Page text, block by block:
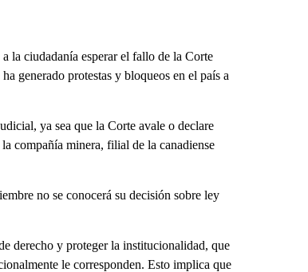
la ciudadanía esperar el fallo de la Corte
generado protestas y bloqueos en el país a
ya sea que la Corte avale o declare
compañía minera, filial de la canadiense
no se conocerá su decisión sobre ley
derecho y proteger la institucionalidad, que
le corresponden. Esto implica que